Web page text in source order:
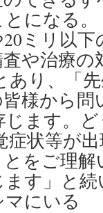
になる
ミリ以
や治療
あり、「
様から
ます。
症状等が
をご理
す」と
にいる